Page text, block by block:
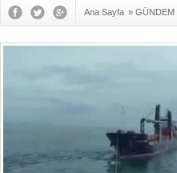
Ana Sayfa » GÜNDEM